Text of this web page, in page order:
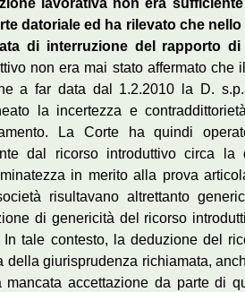
lavorativa non era
datoriale ed ha rilevato che
di interruzione del rapporto di
non era mai stato affermato
a far data dal 1.2.2010 la D.
la incertezza e
La Corte ha quindi
dal ricorso introduttivo circa
in merito alla prova
risultavano altrettanto
di genericità del ricorso
In tale contesto, la deduzione del
della giurisprudenza richiamata,
mancata accettazione da parte di